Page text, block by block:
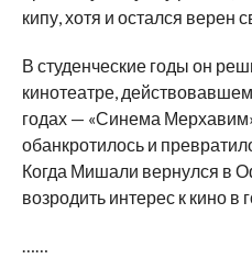
кипу, хотя и остался верен
В студенческие годы он
кинотеатре,
годах — «Синема
обанкротилось и
Когда Мишали вернулся в
возродить интерес к кино в
……